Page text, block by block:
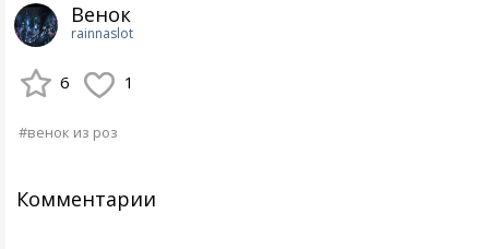
Венок
rainnaslot
6 1
#венок из роз
Комментарии